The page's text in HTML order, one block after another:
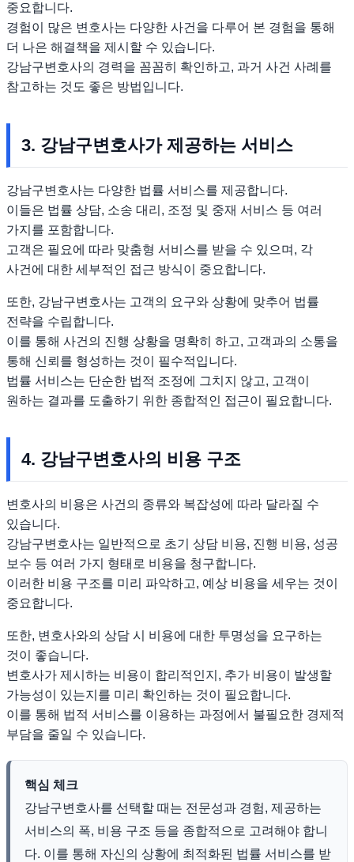
중요합니다.
경험이 많은 변호사는 다양한 사건을 다루어 본 경험을 통해
더 나은 해결책을 제시할 수 있습니다.
강남구변호사의 경력을 꼼꼼히 확인하고, 과거 사건 사례를
참고하는 것도 좋은 방법입니다.
3. 강남구변호사가 제공하는 서비스
강남구변호사는 다양한 법률 서비스를 제공합니다.
이들은 법률 상담, 소송 대리, 조정 및 중재 서비스 등 여러
가지를 포함합니다.
고객은 필요에 따라 맞춤형 서비스를 받을 수 있으며, 각
사건에 대한 세부적인 접근 방식이 중요합니다.
또한, 강남구변호사는 고객의 요구와 상황에 맞추어 법률
전략을 수립합니다.
이를 통해 사건의 진행 상황을 명확히 하고, 고객과의 소통을
통해 신뢰를 형성하는 것이 필수적입니다.
법률 서비스는 단순한 법적 조정에 그치지 않고, 고객이
원하는 결과를 도출하기 위한 종합적인 접근이 필요합니다.
4. 강남구변호사의 비용 구조
변호사의 비용은 사건의 종류와 복잡성에 따라 달라질 수
있습니다.
강남구변호사는 일반적으로 초기 상담 비용, 진행 비용, 성공
보수 등 여러 가지 형태로 비용을 청구합니다.
이러한 비용 구조를 미리 파악하고, 예상 비용을 세우는 것이
중요합니다.
또한, 변호사와의 상담 시 비용에 대한 투명성을 요구하는
것이 좋습니다.
변호사가 제시하는 비용이 합리적인지, 추가 비용이 발생할
가능성이 있는지를 미리 확인하는 것이 필요합니다.
이를 통해 법적 서비스를 이용하는 과정에서 불필요한 경제적
부담을 줄일 수 있습니다.
핵심 체크
강남구변호사를 선택할 때는 전문성과 경험, 제공하는
서비스의 폭, 비용 구조 등을 종합적으로 고려해야 합니
다. 이를 통해 자신의 상황에 최적화된 법률 서비스를 받